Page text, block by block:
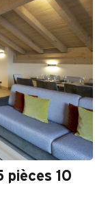
pièces 10